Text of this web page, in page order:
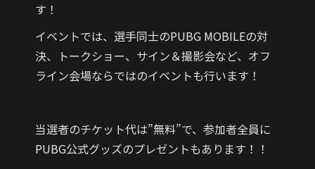
す！
イベントでは、選手同士のPUBG MOBILEの対
決、トークショー、サイン＆撮影会など、オフ
ライン会場ならではのイベントも行います！
当選者のチケット代は”無料”で、参加者全員に
PUBG公式グッズのプレゼントもあります！！